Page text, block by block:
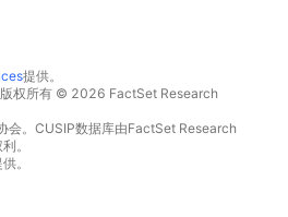
提供。
权所有 © 2026 FactSet Research
。CUSIP数据库由FactSet Research
。
。